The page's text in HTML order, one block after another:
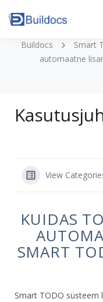
Buildocs
Smart
automaatne
View
KUIDAS
SMART
Smart TODO süsteem